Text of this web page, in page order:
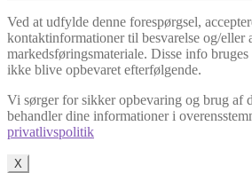
Ved at udfylde denne forespørgsel,
kontaktinformationer til besvarelse og/eller
markedsføringsmateriale. Disse info
ikke blive opbevaret efterfølgende.
Vi sørger for sikker opbevaring og brug af
behandler dine informationer i
privatlivspolitik
X